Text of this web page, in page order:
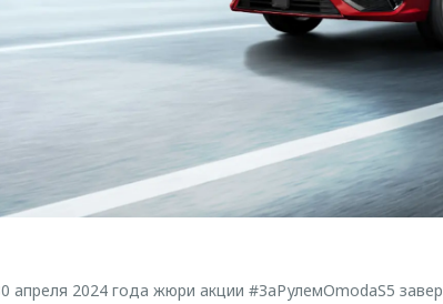
апреля 2024 года жюри акции #ЗаРулемOmodaS5